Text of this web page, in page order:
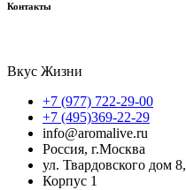
Контакты
Вкус Жизни
+7 (977) 722-29-00
+7 (495)369-22-29
info@aromalive.ru
Россия, г.Москва
ул. Твардовского дом 8,
Корпус 1